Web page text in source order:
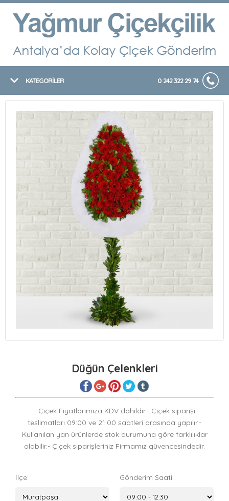
KATEGORİLER 0 242 322 29 74
Düğün Çelenkleri
- Çiçek Fiyatlarımıza KDV dahildir.- Çiçek siparişi
teslimatları 09:00 ve 21:00 saatleri arasında yapılır.-
Kullanılan yan ürünlerde stok durumuna göre farklılıklar
olabilir.- Çiçek siparişleriniz Firmamız güvencesindedir.
İlçe: Gönderim Saati: